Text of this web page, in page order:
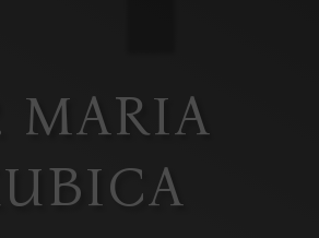
MARIA